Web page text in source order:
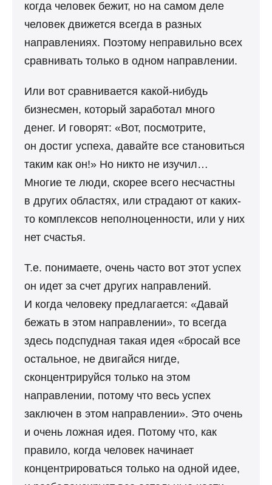
когда человек бежит, но на самом деле
человек движется всегда в разных
направлениях. Поэтому неправильно всех
сравнивать только в одном направлении.
Или вот сравнивается какой-нибудь
бизнесмен, который заработал много
денег. И говорят: «Вот, посмотрите,
он достиг успеха, давайте все становиться
таким как он!» Но никто не изучил…
Многие те люди, скорее всего несчастны
в других областях, или страдают от каких-
то комплексов неполноценности, или у них
нет счастья.
Т.е. понимаете, очень часто вот этот успех
он идет за счет других направлений.
И когда человеку предлагается: «Давай
бежать в этом направлении», то всегда
здесь подспудная такая идея «бросай все
остальное, не двигайся нигде,
сконцентрируйся только на этом
направлении, потому что весь успех
заключен в этом направлении». Это очень
и очень ложная идея. Потому что, как
правило, когда человек начинает
концентрироваться только на одной идее,